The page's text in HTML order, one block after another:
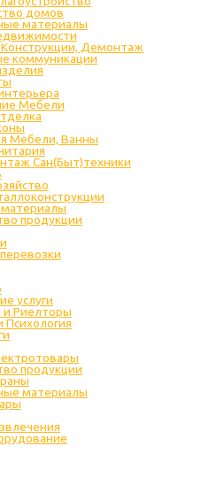
домов
материалы
Демонтаж
коммуникации
Мебели
Мебели, Ванны
Сан(Быт)техники
продукции
услуги
и Риелторы
продукции
материалы